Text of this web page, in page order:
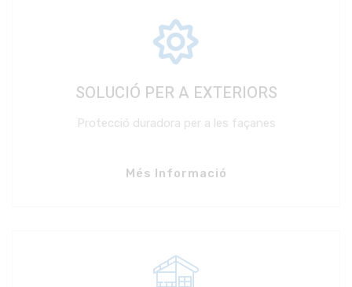
SOLUCIÓ PER A EXTERIORS
Protecció duradora per a les façanes
Més Informació